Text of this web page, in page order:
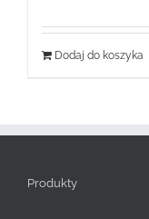
199,99 zł.
Dodaj do koszyka
Produkty